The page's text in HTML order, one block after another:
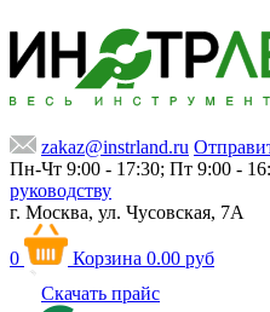
zakaz@instrland.ru
Пн-Чт 9:00 - 17:30; Пт 9:00 -
руководству
г. Москва, ул. Чусовская, 7А
0 Корзина 0.00 руб
Скачать прайс